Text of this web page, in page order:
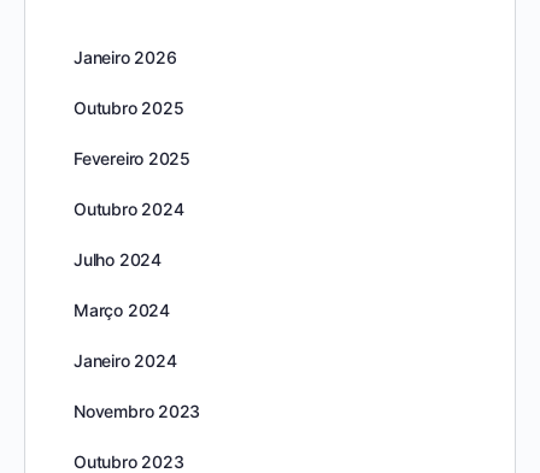
Janeiro 2026
Outubro 2025
Fevereiro 2025
Outubro 2024
Julho 2024
Março 2024
Janeiro 2024
Novembro 2023
Outubro 2023